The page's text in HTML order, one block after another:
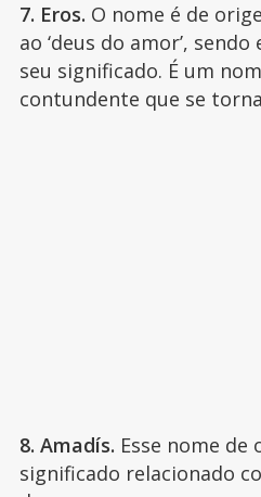
7. Eros. O nome é de
ao ‘deus do amor’,
seu significado. É um
contundente que se
8. Amadís. Esse nome
significado relacionado